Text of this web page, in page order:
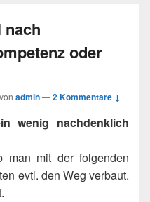
nach
oder
von admin—2 Kommentare ↓
wenig nachdenklich
man mit der folgenden
evtl. den Weg verbaut.